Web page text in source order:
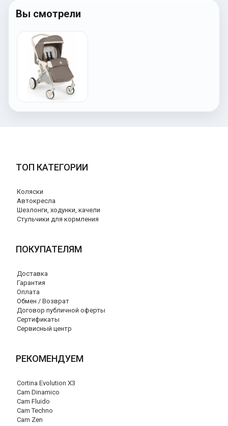
Вы смотрели
ТОП КАТЕГОРИИ
Коляски
Автокресла
Шезлонги, ходунки, качели
Стульчики для кормления
ПОКУПАТЕЛЯМ
Доставка
Гарантия
Оплата
Обмен / Возврат
Договор публичной оферты
Сертификаты
Сервисный центр
РЕКОМЕНДУЕМ
Cortina Evolution X3
Cam Dinamico
Cam Fluido
Cam Techno
Cam Zen